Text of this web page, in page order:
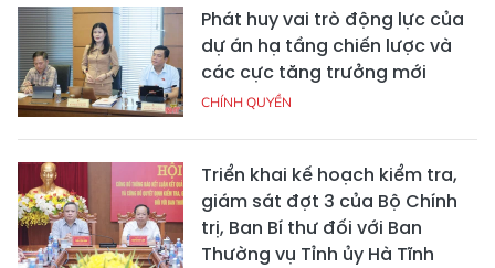
Phát huy vai trò động lực của
dự án hạ tầng chiến lược và
các cực tăng trưởng mới
CHÍNH QUYỀN
Triển khai kế hoạch kiểm tra,
giám sát đợt 3 của Bộ Chính
trị, Ban Bí thư đối với Ban
Thường vụ Tỉnh ủy Hà Tĩnh